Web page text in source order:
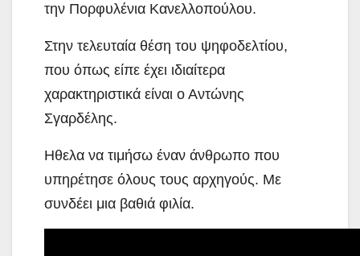
την Πορφυλένια Κανελλοπούλου.
Στην τελευταία θέση του ψηφοδελτίου,
που όπως είπε έχει ιδιαίτερα
χαρακτηριστικά είναι ο Αντώνης
Σγαρδέλης.
Ηθελα να τιμήσω έναν άνθρωπο που
υπηρέτησε όλους τους αρχηγούς. Με
συνδέει μια βαθιά φιλία.